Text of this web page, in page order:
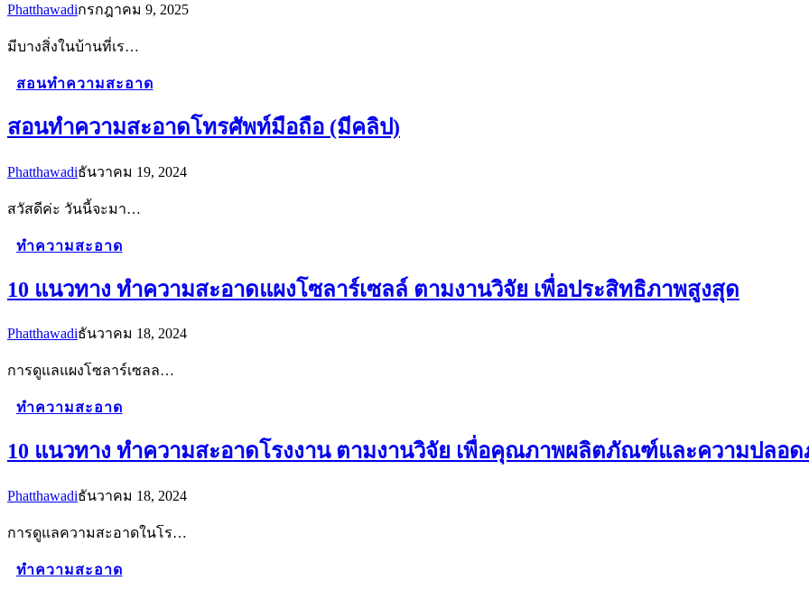
Phatthawadiกรกฎาคม 9, 2025
มีบางสิ่งในบ้านที่เร…
สอนทำความสะอาด
สอนทำความสะอาดโทรศัพท์มือถือ (มีคลิป)
Phatthawadiธันวาคม 19, 2024
สวัสดีค่ะ วันนี้จะมา…
ทำความสะอาด
10 แนวทาง ทำความสะอาดแผงโซลาร์เซลล์ ตามงานวิจัย เพื่อประสิทธิภาพสูงสุด
Phatthawadiธันวาคม 18, 2024
การดูแลแผงโซลาร์เซลล…
ทำความสะอาด
10 แนวทาง ทำความสะอาดโรงงาน ตามงานวิจัย เพื่อคุณภาพผลิตภัณฑ์และความปลอ
Phatthawadiธันวาคม 18, 2024
การดูแลความสะอาดในโร…
ทำความสะอาด